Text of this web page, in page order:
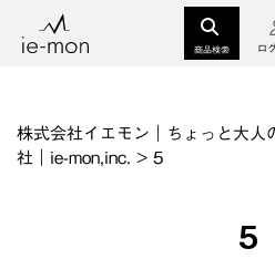
商品検索 ロ
株式会社イエモン｜ちょっと大人
社｜ie-mon,inc. > 5
5